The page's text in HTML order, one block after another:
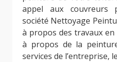
appel aux couvreurs
société Nettoyage
à propos des travaux
à propos de la
services de l’entreprise,